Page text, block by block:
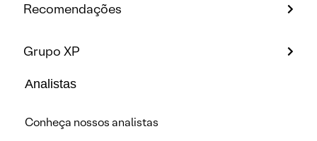
Recomendações
Grupo XP
Analistas
Conheça nossos analistas